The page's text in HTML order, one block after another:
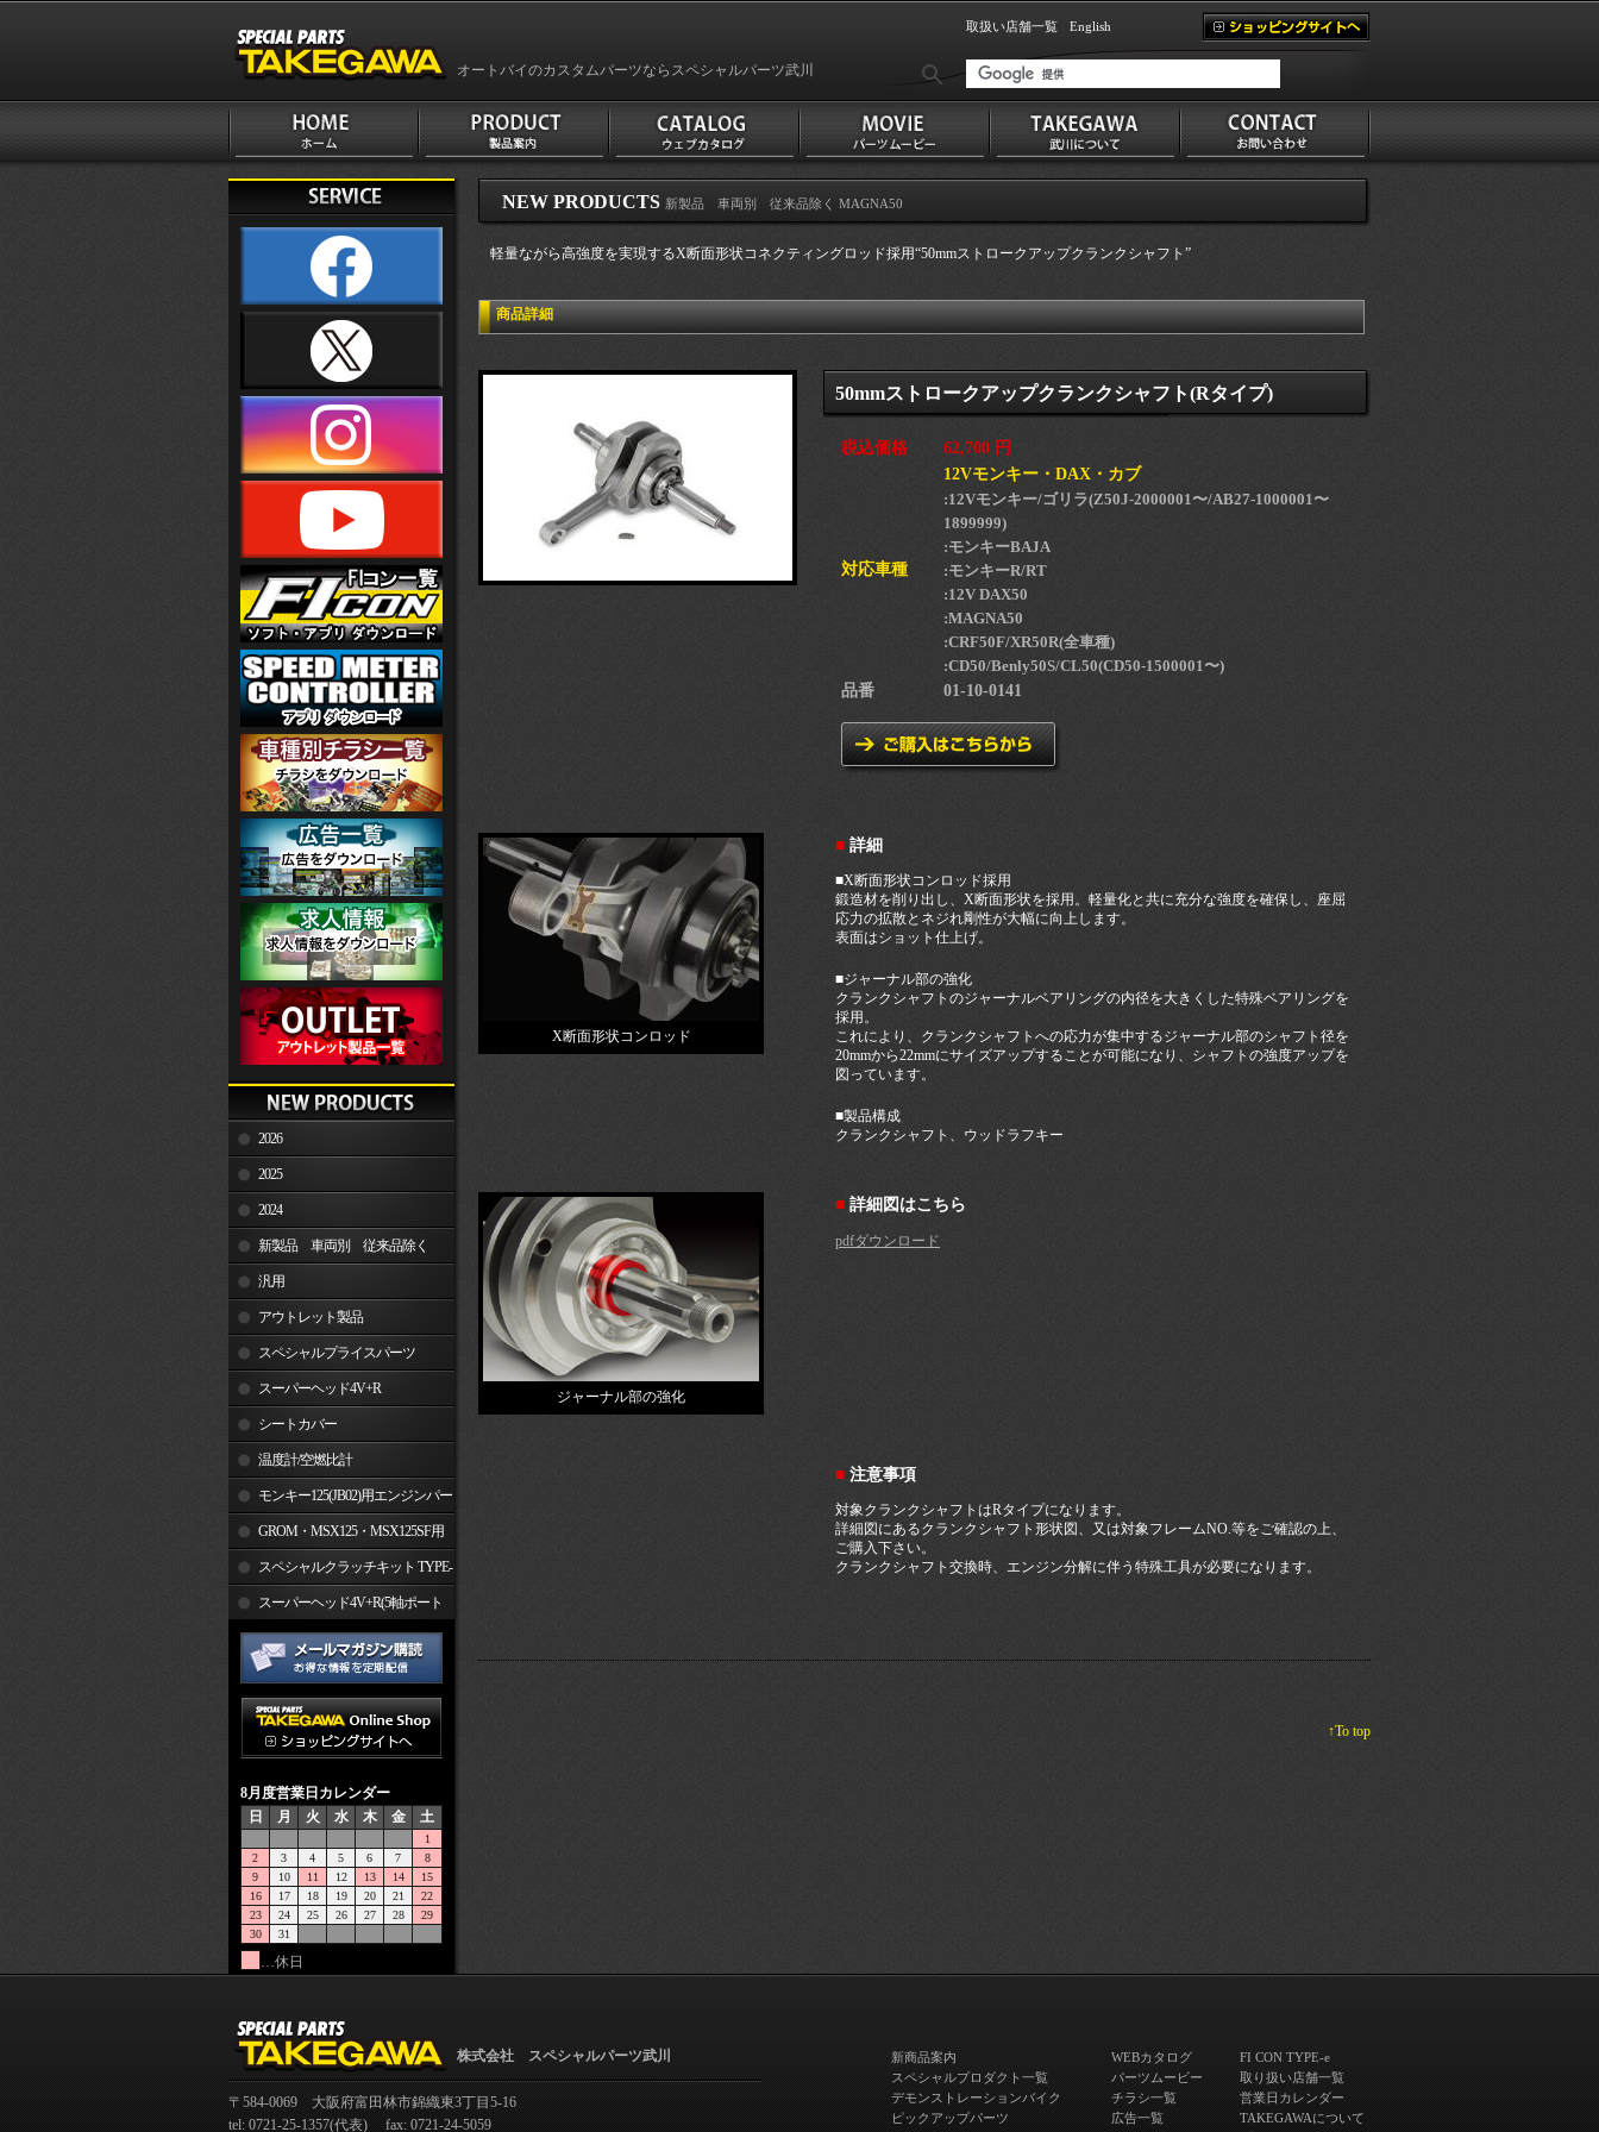
オートバイのカスタムパーツならスペシャルパーツ武川
取扱い店舗一覧 English
2026
2025
2024
新製品 車両別 従来品除く
汎用
アウトレット製品
スペシャルプライスパーツ
スーパーヘッド4V+R
シートカバー
温度計/空燃比計
モンキー125(JB02)用エンジンパー
ツ GROM・MSX125・MSX125SF用
エンジンパーツ
スペシャルクラッチキット TYPE-
スーパーヘッド4V+R(5軸ポート
加工)
8月度営業日カレンダー
日
月 火 水 木 金 土
1
2
3 4 5 6 7
8
9
10 11 12 13 14
15
16
17 18 19 20 21
22
23
24 25 26 27 28
29
30
31
…休日
NEW PRODUCTS 新製品 車両別 従来品除く MAGNA50
軽量ながら高強度を実現するX断面形状コネクティングロッド採用“50mmストロークアップクランクシャフト”
商品詳細
50mmストロークアップクランクシャフト(Rタイプ)
税込価格 62,700 円
対応車種
12Vモンキー・DAX・カブ
:12Vモンキー/ゴリラ(Z50J-2000001〜/AB27-1000001〜
1899999)
:モンキーBAJA
:モンキーR/RT
:12V DAX50
:MAGNA50
:CRF50F/XR50R(全車種)
:CD50/Benly50S/CL50(CD50-1500001〜)
品番
01-10-0141
X断面形状コンロッド
■ 詳細
■X断面形状コンロッド採用
鍛造材を削り出し、X断面形状を採用。軽量化と共に充分な強度を確保し、座屈
応力の拡散とネジれ剛性が大幅に向上します。
表面はショット仕上げ。
■ジャーナル部の強化
クランクシャフトのジャーナルベアリングの内径を大きくした特殊ベアリングを
採用。
これにより、クランクシャフトへの応力が集中するジャーナル部のシャフト径を
20mmから22mmにサイズアップすることが可能になり、シャフトの強度アップを
図っています。
■製品構成
クランクシャフト、ウッドラフキー
ジャーナル部の強化
■ 詳細図はこちら
pdfダウンロード
■ 注意事項
対象クランクシャフトはRタイプになります。
詳細図にあるクランクシャフト形状図、又は対象フレームNO.等をご確認の上、
ご購入下さい。
クランクシャフト交換時、エンジン分解に伴う特殊工具が必要になります。
↑To top
株式会社 スペシャルパーツ武川
〒584-0069 大阪府富田林市錦織東3丁目5-16
tel: 0721-25-1357(代表) fax: 0721-24-5059
新商品案内
スペシャルプロダクト一覧
デモンストレーションバイク
ピックアップパーツ
WEBカタログ
パーツムービー
チラシ一覧
広告一覧
FI CON TYPE-e
取り扱い店舗一覧
営業日カレンダー
TAKEGAWAについて